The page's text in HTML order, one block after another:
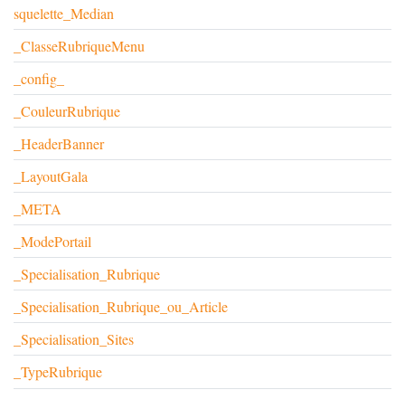
squelette_Median
_ClasseRubriqueMenu
_config_
_CouleurRubrique
_HeaderBanner
_LayoutGala
_META
_ModePortail
_Specialisation_Rubrique
_Specialisation_Rubrique_ou_Article
_Specialisation_Sites
_TypeRubrique